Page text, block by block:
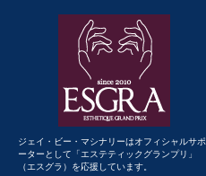
ジェイ・ビー・マシナリーはオフィシャルサポ
ーターとして「エステティックグランプリ」
（エスグラ）を応援しています。